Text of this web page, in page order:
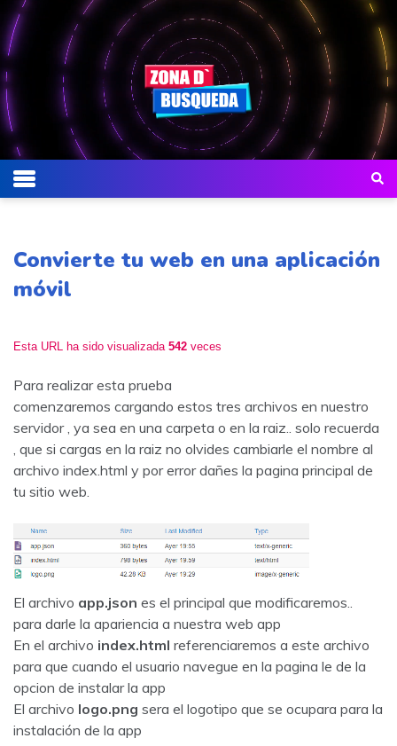
Convierte tu web en una aplicación
móvil
Esta URL ha sido visualizada 542 veces
Para realizar esta prueba
comenzaremos cargando estos tres archivos en nuestro
servidor , ya sea en una carpeta o en la raiz.. solo recuerda
, que si cargas en la raiz no olvides cambiarle el nombre al
archivo index.html y por error dañes la pagina principal de
tu sitio web.
El archivo app.json es el principal que modificaremos..
para darle la apariencia a nuestra web app
En el archivo index.html referenciaremos a este archivo
para que cuando el usuario navegue en la pagina le de la
opcion de instalar la app
El archivo logo.png sera el logotipo que se ocupara para la
instalación de la app